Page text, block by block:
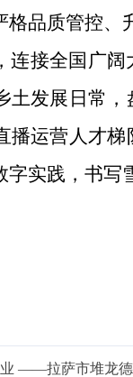
格品质管控
连接全国广
土发展日常
播运营人才
字实践，书
——拉萨市堆龙